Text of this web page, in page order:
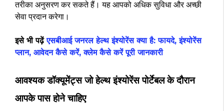
तरीका अनुसरण कर सकते हैं। यह आपको अधिक सुविधा और अच्छी
सेवा प्रदान करेगा।
इसे भी पढ़ेंएसबीआई जनरल हेल्थ इंश्योरेंस क्या है: फायदे, इंश्योरेंस
प्लान, आवेदन कैसे करें, क्लेम कैसे करें पूरी जानकारी
आवश्यक डॉक्यूमेंट्स जो हेल्थ इंश्योरेंस पोर्टेबल के दौरान
आपके पास होने चाहिए